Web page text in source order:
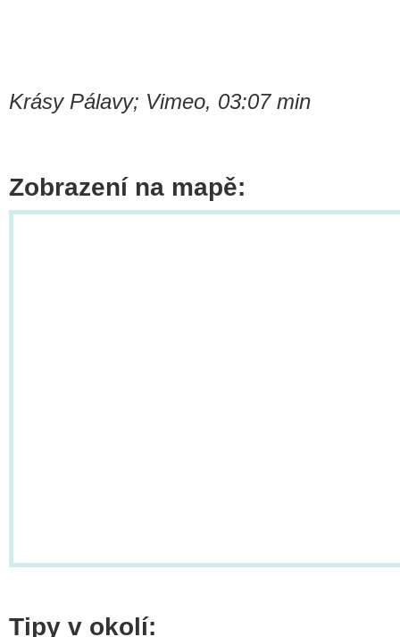
Krásy Pálavy; Vimeo, 03:07 min
Zobrazení na mapě:
Tipy v okolí: